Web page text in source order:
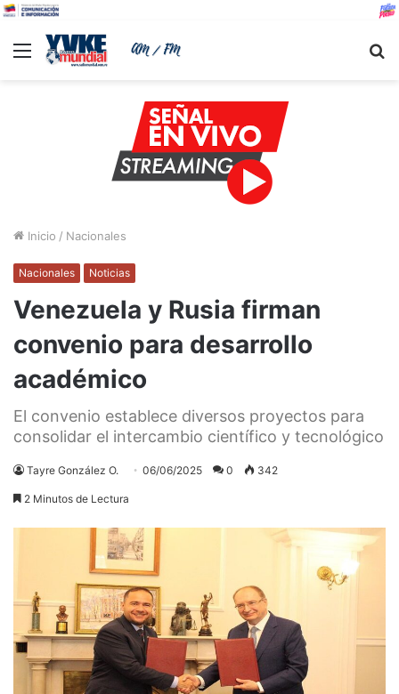
Menu
Inicio / Nacionales
Nacionales Noticias
Venezuela y Rusia firman
convenio para desarrollo
académico
El convenio establece diversos proyectos para
consolidar el intercambio científico y tecnológico
Tayre González O. 06/06/2025 0 342
2 Minutos de Lectura